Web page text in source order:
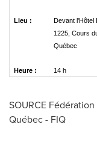
Lieu :
Devant l'Hôtel
1225, Cours
Québec
Heure : 14 h
SOURCE
Québec - FIQ